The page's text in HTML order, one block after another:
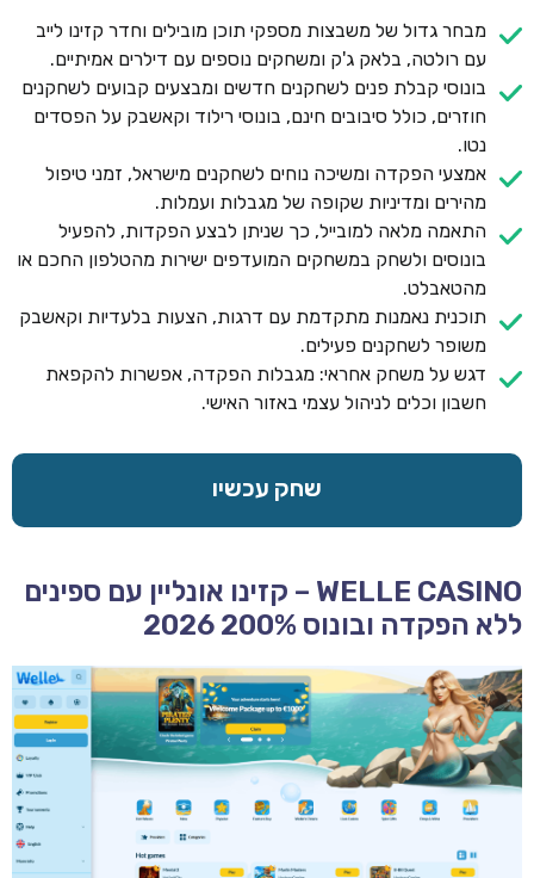
מבחר גדול של משבצות מספקי תוכן מובילים וחדר קזינו לייב
עם רולטה, בלאק ג'ק ומשחקים נוספים עם דילרים אמיתיים.
בונוסי קבלת פנים לשחקנים חדשים ומבצעים קבועים לשחקנים
חוזרים, כולל סיבובים חינם, בונוסי רילוד וקאשבק על הפסדים
נטו.
אמצעי הפקדה ומשיכה נוחים לשחקנים מישראל, זמני טיפול
מהירים ומדיניות שקופה של מגבלות ועמלות.
התאמה מלאה למובייל, כך שניתן לבצע הפקדות, להפעיל
בונוסים ולשחק במשחקים המועדפים ישירות מהטלפון החכם או
מהטאבלט.
תוכנית נאמנות מתקדמת עם דרגות, הצעות בלעדיות וקאשבק
משופר לשחקנים פעילים.
דגש על משחק אחראי: מגבלות הפקדה, אפשרות להקפאת
חשבון וכלים לניהול עצמי באזור האישי.
שחק עכשיו
WELLE CASINO – קזינו אונליין עם ספינים
ללא הפקדה ובונוס 200% 2026